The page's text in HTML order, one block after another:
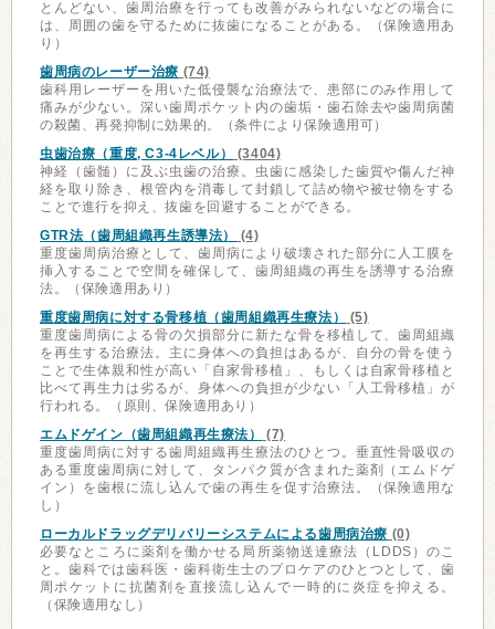
とんどない、歯周治療を行っても改善がみられないなどの場合に
は、周囲の歯を守るために抜歯になることがある。（保険適用あ
り）
歯周病のレーザー治療 (74)
歯科用レーザーを用いた低侵襲な治療法で、患部にのみ作用して
痛みが少ない。深い歯周ポケット内の歯垢・歯石除去や歯周病菌
の殺菌、再発抑制に効果的。（条件により保険適用可）
虫歯治療（重度, C3-4レベル）
(3404)
神経（歯髄）に及ぶ虫歯の治療。虫歯に感染した歯質や傷んだ神
経を取り除き、根管内を消毒して封鎖して詰め物や被せ物をする
ことで進行を抑え、抜歯を回避することができる。
GTR法（歯周組織再生誘導法）
(4)
重度歯周病治療として、歯周病により破壊された部分に人工膜を
挿入することで空間を確保して、歯周組織の再生を誘導する治療
法。（保険適用あり）
重度歯周病に対する骨移植（歯周組織再生療法）
(5)
重度歯周病による骨の欠損部分に新たな骨を移植して、歯周組織
を再生する治療法。主に身体への負担はあるが、自分の骨を使う
ことで生体親和性が高い「自家骨移植」、もしくは自家骨移植と
比べて再生力は劣るが、身体への負担が少ない「人工骨移植」が
行われる。（原則、保険適用あり）
エムドゲイン（歯周組織再生療法）
(7)
重度歯周病に対する歯周組織再生療法のひとつ。垂直性骨吸収の
ある重度歯周病に対して、タンパク質が含まれた薬剤（エムドゲ
イン）を歯根に流し込んで歯の再生を促す治療法。（保険適用な
し）
ローカルドラッグデリバリーシステムによる歯周病治療 (0)
必要なところに薬剤を働かせる局所薬物送達療法（LDDS）のこ
と。歯科では歯科医・歯科衛生士のプロケアのひとつとして、歯
周ポケットに抗菌剤を直接流し込んで一時的に炎症を抑える。
（保険適用なし）